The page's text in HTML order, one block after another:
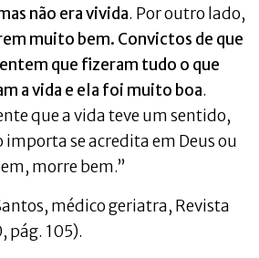
não era vivida. Por outro lado,
muito bem. Convictos de que
que fizeram tudo o que
a vida e ela foi muito boa.
que a vida teve um sentido,
importa se acredita em Deus ou
morre bem.”
médico geriatra, Revista
pág. 105).